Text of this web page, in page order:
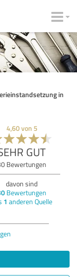
in
4,60von 5
GUT
Bewertungen
davon sind
Bewertungen
1 anderen Quelle